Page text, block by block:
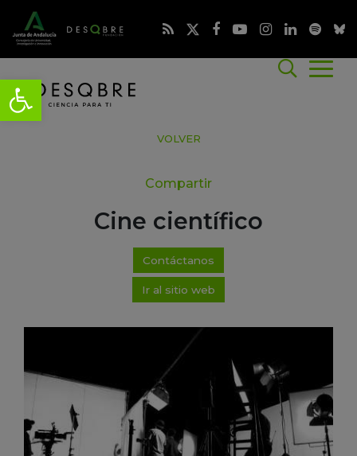
VOLVER
Compartir
Cine científico
Contáctanos
Ir al sitio web